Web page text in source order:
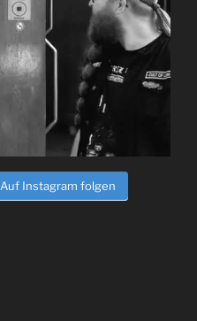
Auf Instagram folgen